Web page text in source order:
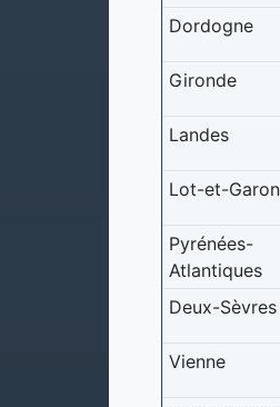
Dordogne
Gironde
Landes
Lot-et-
Pyrénées-
Atlantiques
Deux-Sèvres
Vienne